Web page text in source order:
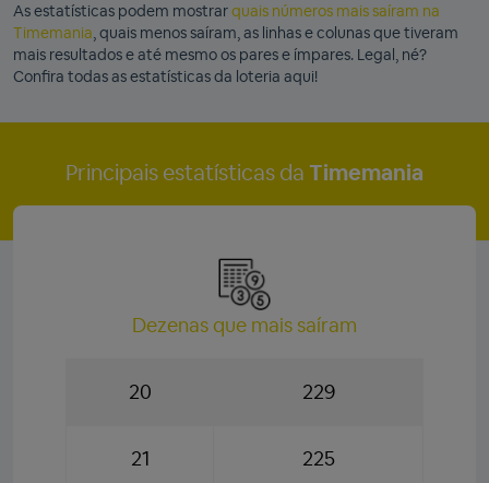
As estatísticas podem mostrarquais números mais saíram na
Timemania, quais menos saíram, as linhas e colunas que tiveram
mais resultados e até mesmo os pares e ímpares. Legal, né?
Confira todas as estatísticas da loteria aqui!
Principais estatísticas daTimemania
Dezenas que mais saíram
20 229
21 225